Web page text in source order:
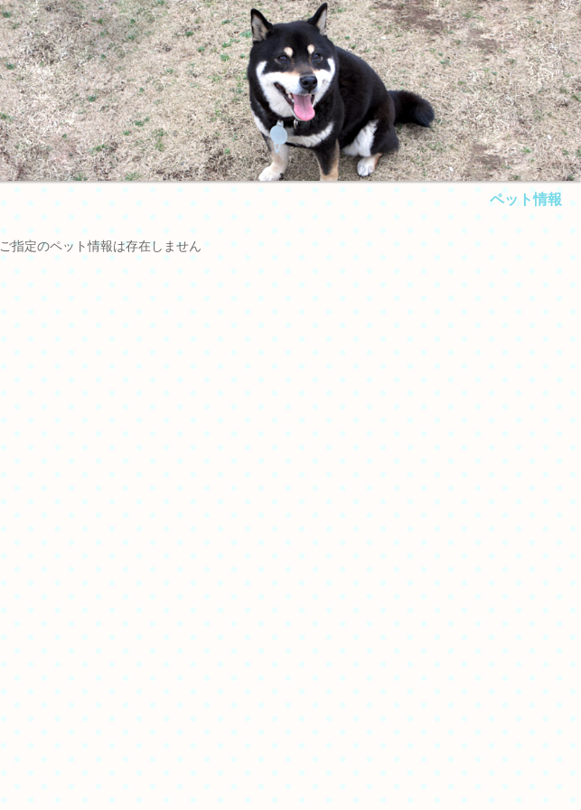
ペット情報
ご指定のペット情報は存在しません